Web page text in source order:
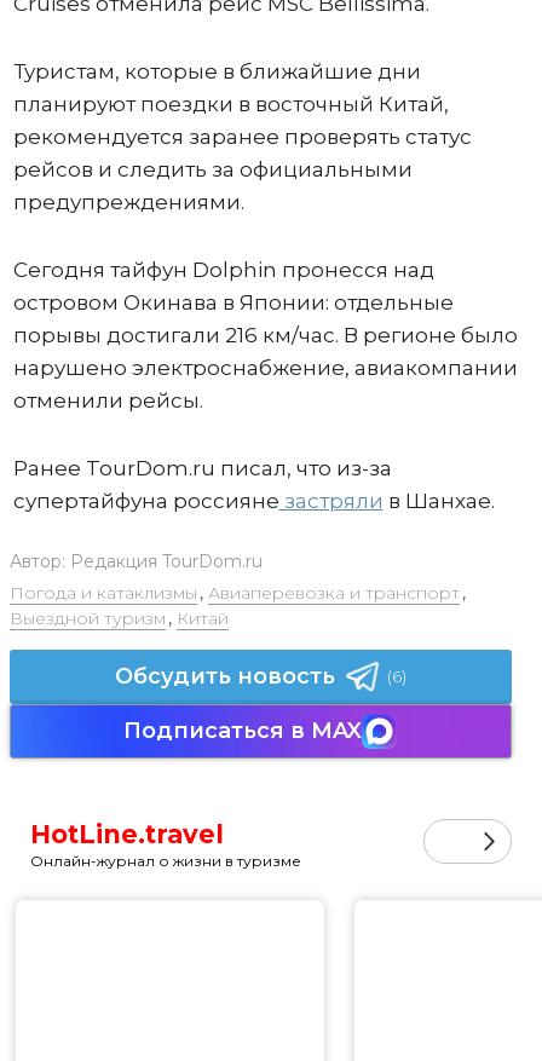
Туристам, которые в ближайшие дни
планируют поездки в восточный Китай,
рекомендуется заранее проверять статус
рейсов и следить за официальными
предупреждениями.
Сегодня тайфун Dolphin пронесся над
островом Окинава в Японии: отдельные
порывы достигали 216 км/час. В регионе было
нарушено электроснабжение, авиакомпании
отменили рейсы.
Ранее TourDom.ru писал, что из-за
супертайфуна россияне застряли в Шанхае.
Автор: Редакция TourDom.ru
Погода и катаклизмы , Авиаперевозка и транспорт,
Выездной туризм , Китай
Обсудить новость (6)
Подписаться в MAX
HotLine.travel
Онлайн-журнал о жизни в туризме